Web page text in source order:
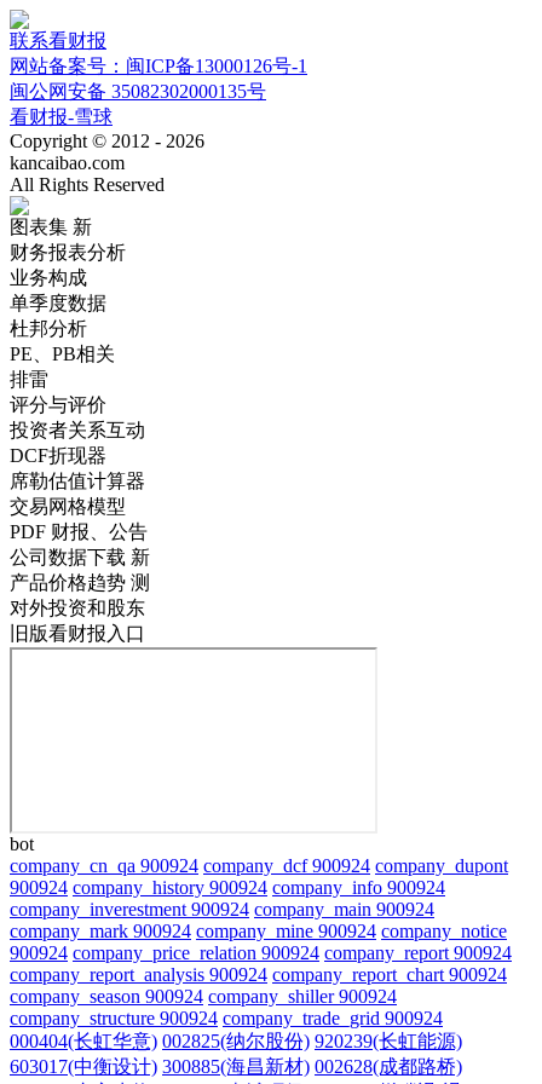
联系看财报
网站备案号：闽ICP备13000126号-1
闽公网安备 35082302000135号
看财报-雪球
Copyright © 2012 - 2026
kancaibao.com
All Rights Reserved
图表集 新
财务报表分析
业务构成
单季度数据
杜邦分析
PE、PB相关
排雷
评分与评价
投资者关系互动
DCF折现器
席勒估值计算器
交易网格模型
PDF 财报、公告
公司数据下载 新
产品价格趋势 测
对外投资和股东
旧版看财报入口
bot
company_cn_qa 900924 company_dcf 900924 company_dupont
900924 company_history 900924 company_info 900924
company_inverestment 900924 company_main 900924
company_mark 900924 company_mine 900924 company_notice
900924 company_price_relation 900924 company_report 900924
company_report_analysis 900924 company_report_chart 900924
company_season 900924 company_shiller 900924
company_structure 900924 company_trade_grid 900924
000404(长虹华意) 002825(纳尔股份) 920239(长虹能源)
603017(中衡设计) 300885(海昌新材) 002628(成都路桥)